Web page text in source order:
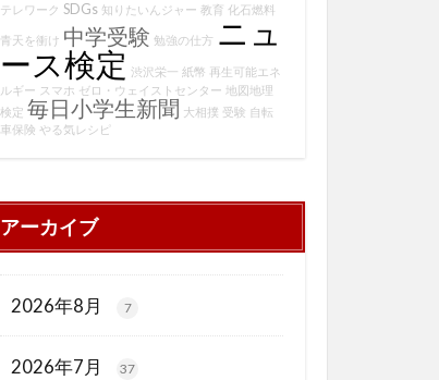
テレワーク SDGs 知りたいんジャー 教育 化石燃料
青天を衝け 中学受験 勉強の仕方 ニュ
ース検定 渋沢栄一 紙幣 再生可能エネ
ルギー スマホ ゼロ・ウェイストセンター 地図地理
検定 毎日小学生新聞 大相撲 受験 自転
車保険 やる気レシピ
アーカイブ
2026年8月 7
2026年7月 37